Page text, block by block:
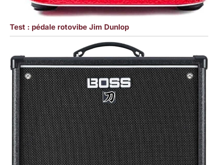
Test : pédale rotovibe Jim Dunlop